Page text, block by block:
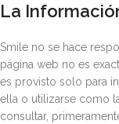
La
Smile no se hace
página web no es
es provisto solo para
ella o utilizarse como
consultar,